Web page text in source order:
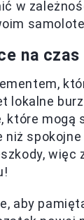
w
na
lokalne
które mogą
niż
więc
aby